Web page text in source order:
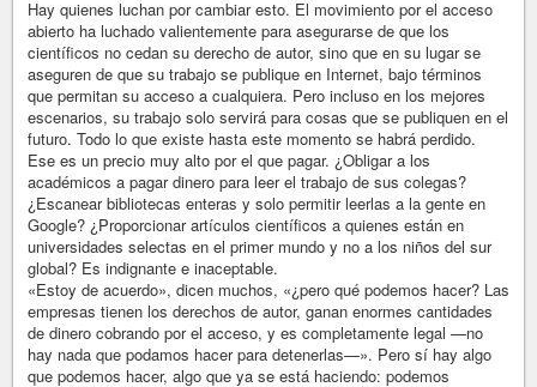
Hay quienes luchan por cambiar esto. El movimiento por el acceso
abierto ha luchado valientemente para asegurarse de que los
científicos no cedan su derecho de autor, sino que en su lugar se
aseguren de que su trabajo se publique en Internet, bajo términos
que permitan su acceso a cualquiera. Pero incluso en los mejores
escenarios, su trabajo solo servirá para cosas que se publiquen en el
futuro. Todo lo que existe hasta este momento se habrá perdido.
Ese es un precio muy alto por el que pagar. ¿Obligar a los
académicos a pagar dinero para leer el trabajo de sus colegas?
¿Escanear bibliotecas enteras y solo permitir leerlas a la gente en
Google? ¿Proporcionar artículos científicos a quienes están en
universidades selectas en el primer mundo y no a los niños del sur
global? Es indignante e inaceptable.
«Estoy de acuerdo», dicen muchos, «¿pero qué podemos hacer? Las
empresas tienen los derechos de autor, ganan enormes cantidades
de dinero cobrando por el acceso, y es completamente legal —no
hay nada que podamos hacer para detenerlas—». Pero sí hay algo
que podemos hacer, algo que ya se está haciendo: podemos